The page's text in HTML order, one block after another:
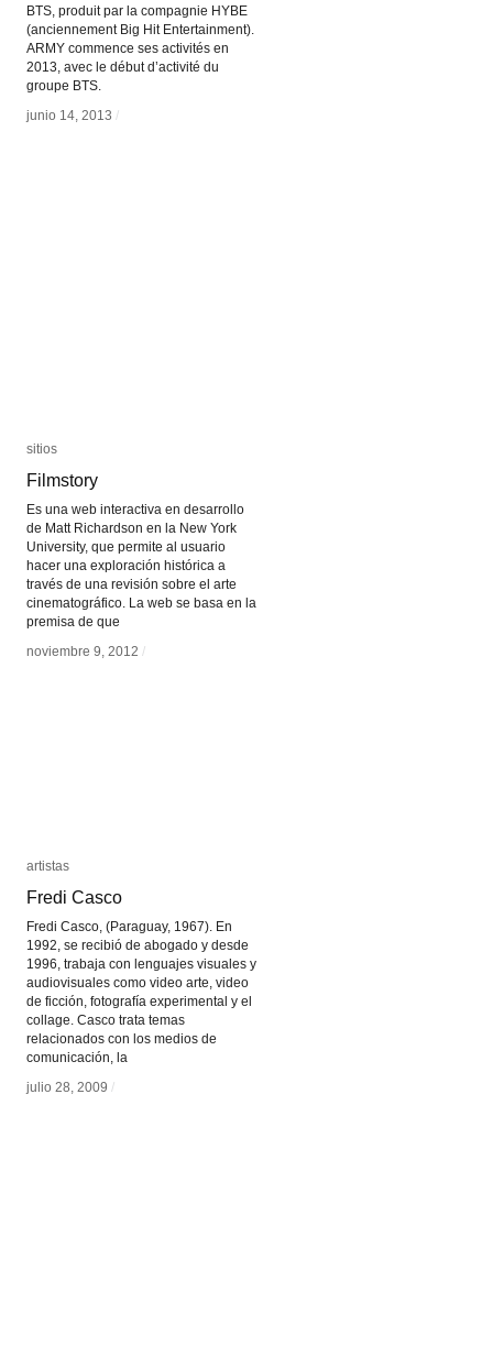
BTS, produit par la compagnie HYBE
(anciennement Big Hit Entertainment).
ARMY commence ses activités en
2013, avec le début d’activité du
groupe BTS.
junio 14, 2013 /
junio 14, 2013 /
sitios
Filmstory
Es una web interactiva en desarrollo
de Matt Richardson en la New York
University, que permite al usuario
hacer una exploración histórica a
través de una revisión sobre el arte
cinematográfico. La web se basa en la
premisa de que
noviembre 9, 2012 /
sitios
Filmstory
noviembre 9, 2012 /
artistas
Fredi Casco
Fredi Casco, (Paraguay, 1967). En
1992, se recibió de abogado y desde
1996, trabaja con lenguajes visuales y
audiovisuales como video arte, video
de ficción, fotografía experimental y el
collage. Casco trata temas
relacionados con los medios de
comunicación, la
julio 28, 2009 /
artistas
Fredi Casco
julio 28, 2009 /